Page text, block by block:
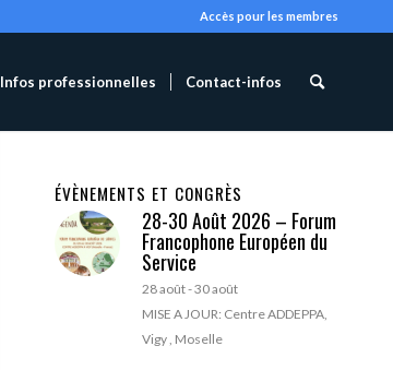
Accès pour les membres
Infos professionnelles Contact-infos
ÉVÈNEMENTS ET CONGRÈS
28-30 Août 2026 – Forum
Francophone Européen du
Service
28 août-30 août
MISE A JOUR: Centre ADDEPPA,
Vigy , Moselle